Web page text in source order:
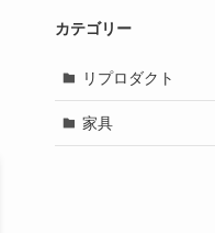
カテゴリー
リプロダクト
家具